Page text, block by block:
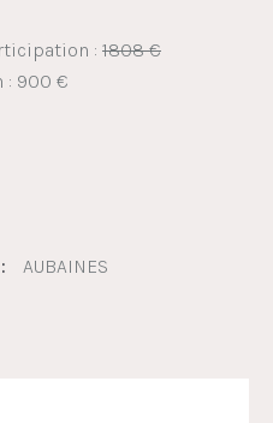
: 1808 €
: 900 €
AUBAINES